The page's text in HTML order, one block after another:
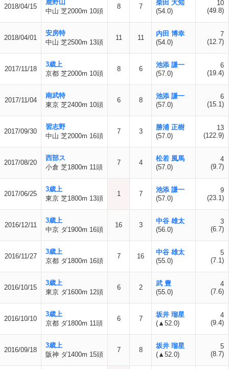
2018/04/15
鹿野山
中山 芝2000m 10頭
8 7
柴田 大知
(54.0)
10
(49.8)
2018/04/01
安房特
中山 芝2500m 13頭
11 11
内田 博幸
(54.0)
7
(12.7)
2017/11/18
3歳上
京都 芝2000m 10頭
8 6
池添 謙一
(57.0)
6
(19.4)
2017/11/04
南武特
東京 芝2400m 10頭
6 8
池添 謙一
(57.0)
6
(15.1)
2017/09/30
習志野
中山 芝2000m 16頭
7 3
勝浦 正樹
(57.0)
13
(122.9)
2017/08/20
西部ス
小倉 芝1800m 11頭
7 4
松若 風馬
(57.0)
4
(9.7)
2017/06/25
3歳上
東京 芝1800m 13頭
1 7
池添 謙一
(57.0)
9
(23.1)
2016/12/11
3歳上
中京 ダ1900m 16頭
16 3
中谷 雄太
(56.0)
3
(6.7)
2016/11/27
3歳上
京都 ダ1800m 16頭
7 16
中谷 雄太
(55.0)
5
(7.1)
2016/10/15
3歳上
東京 ダ1600m 12頭
6 2
武 豊
(55.0)
4
(7.6)
2016/10/10
3歳上
京都 ダ1800m 11頭
6 7
坂井 瑠星
(▲52.0)
4
(9.4)
2016/09/18
3歳上
阪神 ダ1400m 15頭
7 8
坂井 瑠星
(▲52.0)
5
(8.7)